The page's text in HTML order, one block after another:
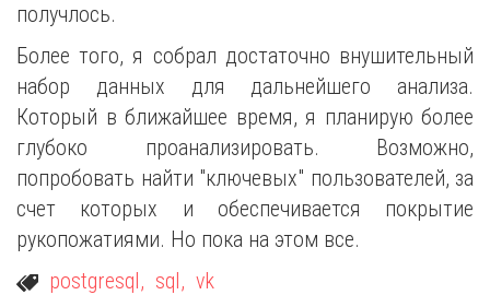
получлось.
Более того, я собрал достаточно внушительный
набор данных для дальнейшего анализа.
Который в ближайшее время, я планирую более
глубоко проанализировать. Возможно,
попробовать найти "ключевых" пользователей, за
счет которых и обеспечивается покрытие
рукопожатиями. Но пока на этом все.
postgresql, sql, vk